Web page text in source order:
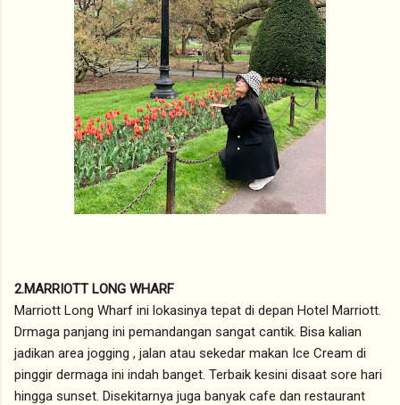
2.MARRIOTT LONG WHARF
Marriott Long Wharf ini lokasinya tepat di depan Hotel Marriott.
Drmaga panjang ini pemandangan sangat cantik. Bisa kalian
jadikan area jogging , jalan atau sekedar makan Ice Cream di
pinggir dermaga ini indah banget. Terbaik kesini disaat sore hari
hingga sunset. Disekitarnya juga banyak cafe dan restaurant